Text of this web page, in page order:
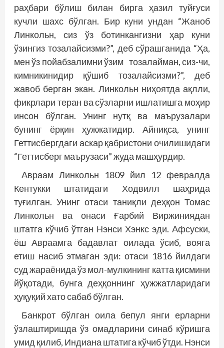
раҳбари бўлиш билан бирга ҳазил туйғуси
кучли шахс бўлган. Бир куни ундан “Жаноб
Линкольн, сиз ўз ботинкангизни ҳар куни
ўзингиз тозалайсизми?”, деб сўрашганида “Ҳа,
мен ўз пойабзалимни ўзим тозалайман, сиз-чи,
кимникинидир қўшиб тозалайсизми?”, деб
жавоб берган экан. Линкольн ниҳоятда ақлли,
фикрлари теран ва сўзларни ишлатишга моҳир
инсон бўлган. Унинг нутқ ва маърузалари
бунинг ёрқин ҳужжатидир. Айниқса, унинг
Геттисбергдаги аскар қабристони очилишидаги
“Геттисберг маърузаси” жуда машҳурдир.
Aвраам Линкольн 1809 йил 12 февралда
Кентукки штатидаги Ходвилл шаҳрида
туғилган. Унинг отаси таниқли деҳқон Томас
Линкольн ва онаси Ғарбий Виржиниядан
штатга кўчиб ўтган Нэнси Хэнкс эди. Aфсуски,
ёш Авраамга бадавлат оилада ўсиб, вояга
етиш насиб этмаган эди: отаси 1816 йилдаги
суд жараёнида ўз мол-мулкининг катта қисмини
йўқотади, бунга деҳқоннинг ҳужжатларидаги
ҳуқуқий хато сабаб бўлган.
Банкрот бўлган оила бепул янги ерларни
ўзлаштиришда ўз омадларини синаб кўришга
умид қилиб, Индиана штатига кўчиб ўтди. Нэнси